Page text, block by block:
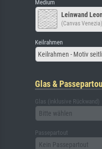
Medium
Leinwand
(Canvas Venezia)
Keilrahmen
Keilrahmen - Motiv
Glas &
Glas (inklusive Rückwand)
Bitte wählen
Passepartout
Kein Passepartout